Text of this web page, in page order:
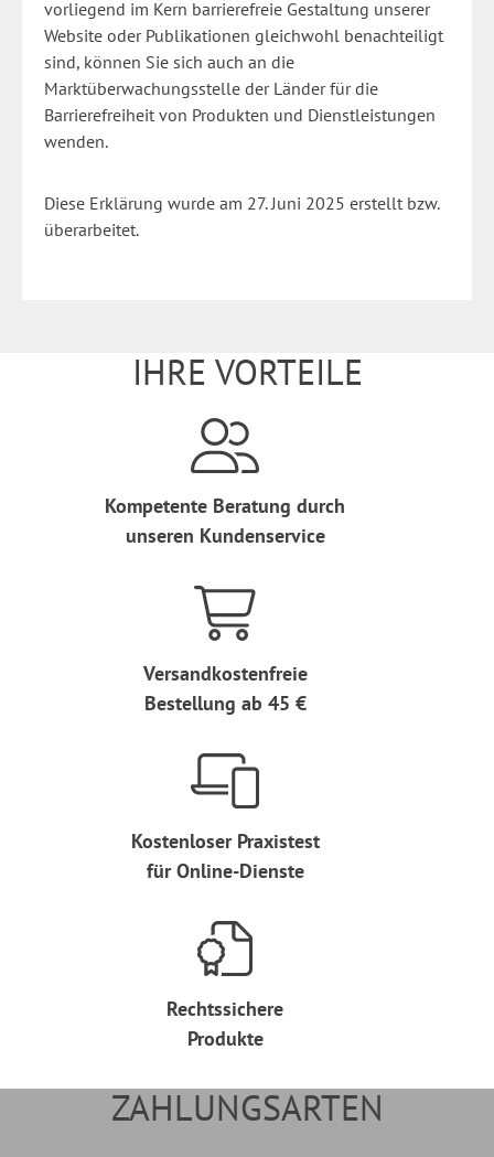
vorliegend im Kern barrierefreie Gestaltung unserer
Website oder Publikationen gleichwohl benachteiligt
sind, können Sie sich auch an die
Marktüberwachungsstelle der Länder für die
Barrierefreiheit von Produkten und Dienstleistungen
wenden.
Diese Erklärung wurde am 27. Juni 2025 erstellt bzw.
überarbeitet.
IHRE VORTEILE
Kompetente Beratung durch
unseren Kundenservice
Versandkostenfreie
Bestellung ab 45 €
Kostenloser Praxistest
für Online-Dienste
Rechtssichere
Produkte
ZAHLUNGSARTEN